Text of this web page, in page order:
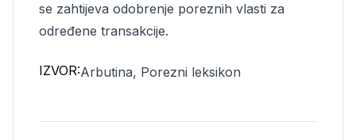
se zahtijeva odobrenje poreznih vlasti za
određene transakcije.
IZVOR:Arbutina, Porezni leksikon